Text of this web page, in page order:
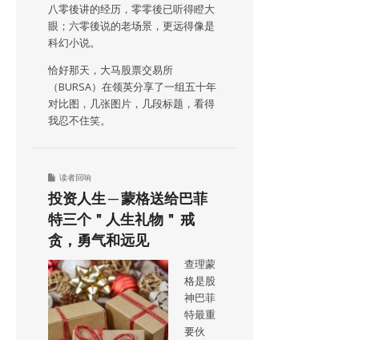
八零後讲的经历，零零後已听得瞪大
眼；六零後说的老场景，更远得像是
科幻小说。
恰好那天，大马股票交易所
（BURSA）在领英分享了一组五十年
对比图，几张图片，几段标题，看得
我忍不住笑。
读者回响
投资人生 ─ 蒙格送给巴菲
特三个＂人生礼物＂ 戒
贪，勇气和远见
查理蒙
格是股
神巴菲
特最重
要伙